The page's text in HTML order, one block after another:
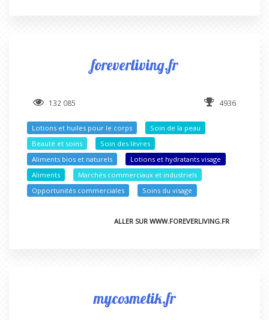
foreverliving.fr
132 085 4936
Lotions et huiles pour le corps
Soin de la peau
Beauté et soins
Soin des lèvres
Aliments bios et naturels
Lotions et hydratants visage
Aliments
Marchés commerciaux et industriels
Opportunités commerciales
Soins du visage
ALLER SUR WWW.FOREVERLIVING.FR
mycosmetik.fr